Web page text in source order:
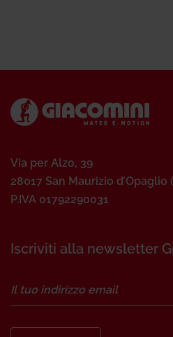
Via per Alzo, 39
28017 San Maurizio d’Opaglio
P.IVA 01792290031
Iscriviti alla newsletter